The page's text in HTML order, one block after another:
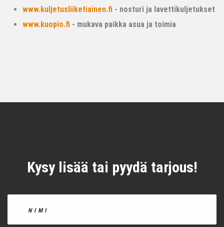
www.kuljetusliiketiainen.fi - nosturi ja lavettikuljetukset
www.kuopio.fi - mukava paikka asua ja toimia
Kysy lisää tai pyydä tarjous!